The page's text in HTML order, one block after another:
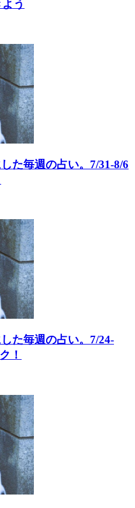
う
た毎週の占い。7/31-8/6
た毎週の占い。7/24-
！